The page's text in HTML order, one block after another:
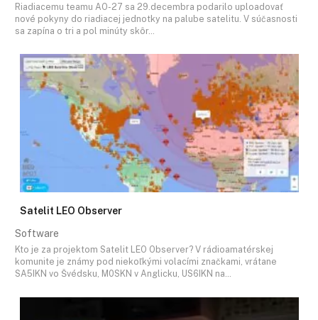
Riadiacemu teamu AO-27 sa 29.decembra podarilo uploadovať
nové pokyny do riadiacej jednotky na palube satelitu. V súčasnosti
sa zapína o tri a pol minúty skôr…
Satelit LEO Observer
Software
Kto je za projektom Satelit LEO Observer? V rádioamatérskej
komunite je známy pod niekoľkými volacími značkami, vrátane
SA5IKN vo Švédsku, M0SKN v Anglicku, US6IKN na…